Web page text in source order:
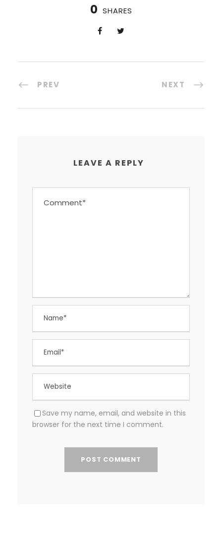
0 SHARES
PREV NEXT
LEAVE A REPLY
Save my name, email, and website in this
browser for the next time I comment.